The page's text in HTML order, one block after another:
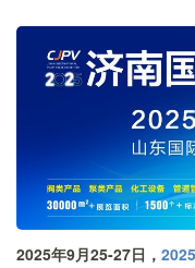
2025年9月25-27日，